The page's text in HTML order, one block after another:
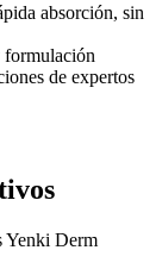
absorción, sin
formulación
de expertos
Yenki Derm